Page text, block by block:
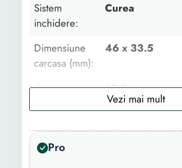
Sistem
inchidere:
Curea
Dimensiune
carcasa (mm):
46 x 33.5
Grosime
10.8 mm
Stil:
Casual
Sistem de
Pro